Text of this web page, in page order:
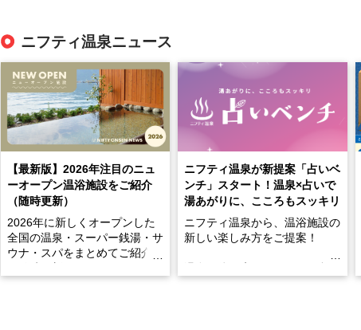
ニフティ温泉ニュース
【最新版】2026年注目のニュ
ーオープン温浴施設をご紹介
（随時更新）
2026年に新しくオープンした
全国の温泉・スーパー銭湯・サ
ウナ・スパをまとめてご紹介！
ニフティ温泉が新提案「占いベ
ンチ」スタート！温泉×占いで
湯あがりに、こころもスッキリ
ニフティ温泉から、温浴施設の
新しい楽しみ方をご提案！